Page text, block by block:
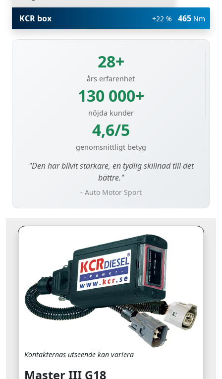
KCR box +22 % 465 Nm
28+
års erfarenhet
130 000+
nöjda kunder
4,6/5
genomsnittligt betyg
"Den har blivit starkare, en tydlig skillnad till det
bättre."
- Auto Motor Sport
Kontakternas utseende kan variera
Master III G18